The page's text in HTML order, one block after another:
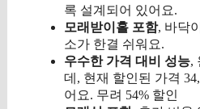
록 설계되어 있어요.
모래받이홀 포함, 바닥
소가 한결 쉬워요.
우수한 가격 대비 성능,
데, 현재 할인된 가격
어요. 무려 54% 할인